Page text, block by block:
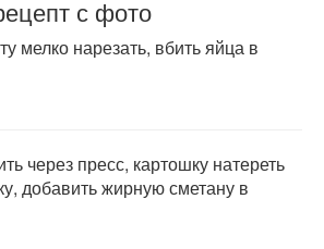
с фото
мелко нарезать, вбить яйца в
через пресс, картошку натереть
добавить жирную сметану в